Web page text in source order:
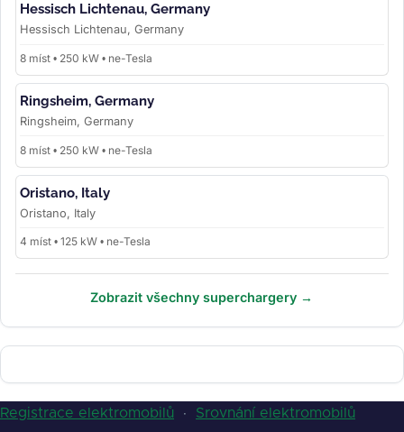
Hessisch Lichtenau, Germany
Hessisch Lichtenau, Germany
8 míst • 250 kW • ne-Tesla
Ringsheim, Germany
Ringsheim, Germany
8 míst • 250 kW • ne-Tesla
Oristano, Italy
Oristano, Italy
4 míst • 125 kW • ne-Tesla
Zobrazit všechny superchargery →
Registrace elektromobilů · Srovnání elektromobilů